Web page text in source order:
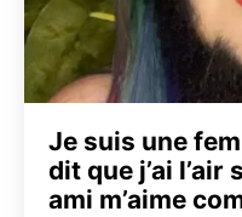
Je suis une
dit que j’ai
ami m’aime